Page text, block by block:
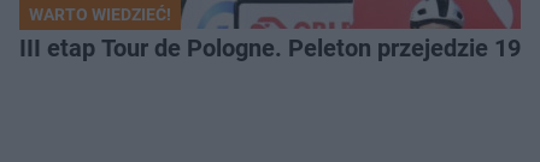
WARTO WIEDZIEĆ!
III etap Tour de Pologne. Peleton przejedzie